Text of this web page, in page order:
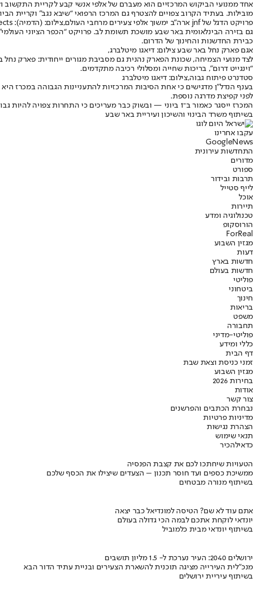
אחד ממנועי הביקוש המרכזיים הוא מעברם של אלפי אנשי קבע לקריית התקשוב
מובילות. בעתיד הקרוב צפויים להצטרף גם המרכז הרפואי “שיבא נגב” וקריית
פרויקט הדגל של jnf ארה"ב ימשוך אלפי צעירים מרחבי העולם,צילום: (הדמיה): HQ Architects
כבירת החדשנות והחינוך של הדרום.
אגם פארק נחל באר שבע צילום: דיאגו מיטלברג,
לצד מנועי הצמיחה, שכונת הפארק נהנית גם מסביבת מגורים ייחודית: פארק נחל
“וינגייט דרום”, בריכות שחייה ומסלולי רכיבה מתקדמים.
סטדנרט פיתוח גבוה,צילום: דיאגו מיטלברג
בענף הנדל״ן מדגישים כי אחת הסיבות המרכזיות להתעניינות הגבוהה במכרז
לפני קפיצת מדרגה נוספת.
המכרז ייסגר כאמור ב־1 ביוני — ובשוק כבר מעריכים כי התחרות צפויה להיות גבוהה במיוחד. עבור מי שמחפש להיות חלק מהגל הבא של באר שבע, ייתכן שזהו חלון הזדמנויות שלא יחזור.
בשיתוף משרד הבינוי והשיכון ועיריית באר שבע
עקבו אחרינו
Googl eNews
התחדשות עירונית
מדורים
ספורט
תרבות ובידור
לייף סטייל
אוכל
תיירות
טכנולוגיה ומדע
הורוסקופ
ForReal
מגזין השבוע
דעות
חדשות בארץ
חדשות בעולם
פוליטי
ביטחוני
חינוך
בריאות
משפט
תחבורה
פוליטי-מדיני
כללי ומידע
דף הבית
זמני כניסת וצאת שבת
מגזין השבוע
בחירות 2026
אודות
צור קשר
נבחרת הכתבים והפרשנים
מדיניות פרטיות
הצהרת נגישות
תנאי שימוש
כדאילהכיר
הטעויות שיחתכו לכם את קצבת הפנסיה
ממשיכת כספים ועד חוסר תכנון – הצעדים שיצילו את הכסף שלכם
בשיתוף מנורה מבטחים
אתם עוד לא שם? הטיסה למונדיאל כבר יצאה
יונדאי לוקחת אתכם לבמה הכי גדולה בעולם
בשיתוף יונדאי מבית כלמוביל
ירושלים 2040: העיר נערכת ל- 1.5 מליון תושבים
מנכ"לית העירייה מציגה תוכנית להשארת הצעירים ובניית עתיד הדור הבא
בשיתוף עיריית ירושלים